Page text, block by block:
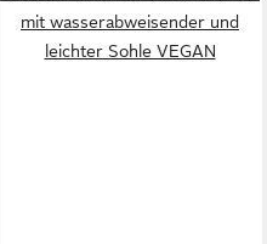
mit wasserabweisender und
leichter Sohle VEGAN